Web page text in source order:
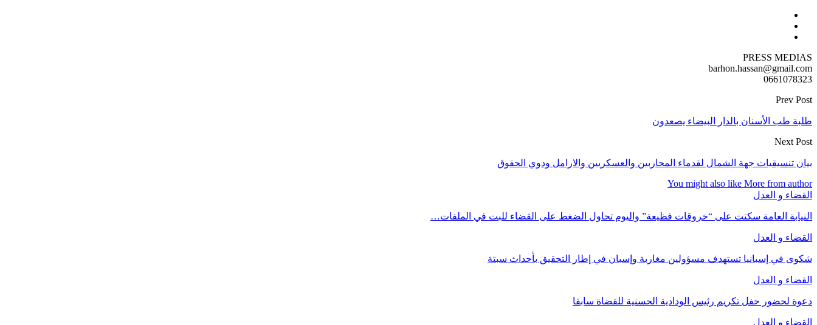
PRESS MEDIAS
barhon.hassan@gmail.com
0661078323
Prev Post
طلبة طب الأسنان بالدار البيضاء يصعدون
Next Post
بيان تنسيقيات جهة الشمال لقدماء المحاربين والعسكريين والارامل ودوي الحقوق
You might also like More from author
القضاء و العدل
النيابة العامة سكتت على “خروقات فظيعة” واليوم تحاول الضغط على القضاء للبت في الملفات…
القضاء و العدل
شكوى في إسبانيا تستهدف مسؤولين مغاربة وإسبان في إطار التحقيق بأحداث سبتة
القضاء و العدل
دعوة لحضور حفل تكريم رئيس الودادية الحسنية للقضاة سابقا
القضاء و العدل